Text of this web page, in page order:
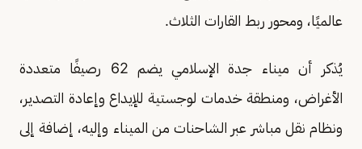
عالميًا، ومحور ربط القارات الثلاث.
يُذكر أن ميناء جدة الإسلامي يضم 62 رصيفًا متعددة
الأغراض، ومنطقة خدمات لوجستية للإيداع وإعادة التصدير،
ونظام نقل مباشر عبر الشاحنات من الميناء وإليه، إضافة إلى